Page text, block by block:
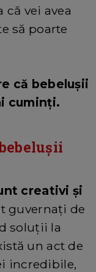
vei avea
să poarte
că bebelușii
cuminți.
creativi și
guvernați de
soluții la
un act de
incredibile,